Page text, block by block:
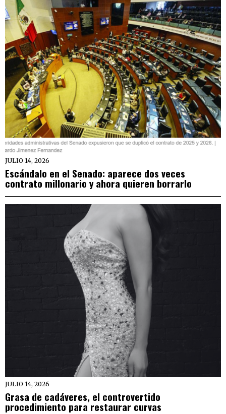
JULIO 14, 2026
Escándalo en el Senado: aparece dos veces
contrato millonario y ahora quieren borrarlo
JULIO 14, 2026
Grasa de cadáveres, el controvertido
procedimiento para restaurar curvas